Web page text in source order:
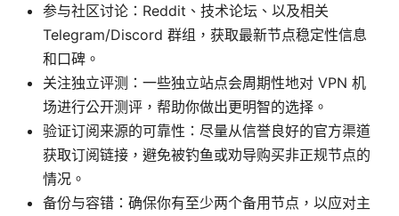
参与社区讨论：Reddit、技术论坛、以及相关
Telegram/Discord 群组，获取最新节点稳定性信息
和口碑。
关注独立评测：一些独立站点会周期性地对 VPN 机
场进行公开测评，帮助你做出更明智的选择。
验证订阅来源的可靠性：尽量从信誉良好的官方渠道
获取订阅链接，避免被钓鱼或劝导购买非正规节点的
情况。
备份与容错：确保你有至少两个备用节点，以应对主